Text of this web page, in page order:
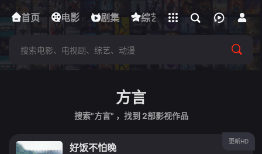
首页 电影 剧集 综艺 动漫 短剧
下载客户端
立即登录
方言
搜索"方言" ，找到 2部影视作品
更新HD
好饭不怕晚